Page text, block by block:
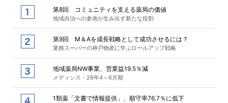
第8回 コミュニティを支える薬局の価値
地域自治への参画が生み出す新たな役割
第9回 M＆Aを成長戦略として成功させるには？
業務スーパーの神戸物産に学ぶロールアップ戦略
地域薬局NW事業、営業益19.5％減
メディシス・26年4～6月期
1類薬「文書で情報提供」、順守率76.7％に低下